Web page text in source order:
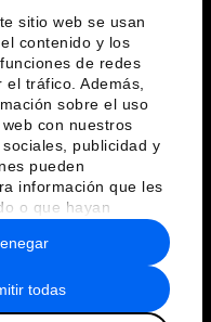
sitio web se usan
contenido y los
de redes
tráfico. Además,
sobre el uso
con nuestros
publicidad y
pueden
información que les
o que hayan
uso que haya
todas
de uso